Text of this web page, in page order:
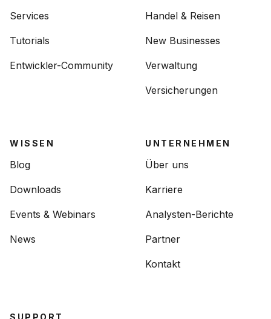
Services
Tutorials
Entwickler-Community
Handel & Reisen
New Businesses
Verwaltung
Versicherungen
WISSEN
Blog
Downloads
Events & Webinars
News
UNTERNEHMEN
Über uns
Karriere
Analysten-Berichte
Partner
Kontakt